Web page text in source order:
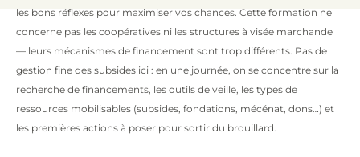
les bons réflexes pour maximiser vos chances. Cette formation ne
concerne pas les coopératives ni les structures à visée marchande
— leurs mécanismes de financement sont trop différents. Pas de
gestion fine des subsides ici : en une journée, on se concentre sur la
recherche de financements, les outils de veille, les types de
ressources mobilisables (subsides, fondations, mécénat, dons…) et
les premières actions à poser pour sortir du brouillard.